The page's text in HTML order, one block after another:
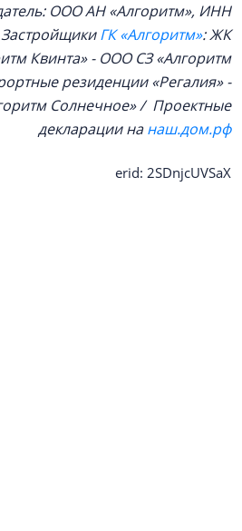
ООО АН «Алгоритм», ИНН
ГК «Алгоритм»: ЖК
Квинта» - ООО СЗ «Алгоритм
резиденции «Регалия» -
Солнечное» / Проектные
декларации нанаш.дом.рф
erid: 2SDnjcUVSaX